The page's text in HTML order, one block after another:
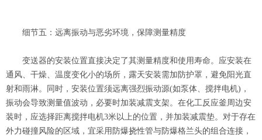
细节五：远离振动与恶劣环境，保障测量精度
变送器的安装位置直接决定了其测量精度和使用寿命。应安装在
通风、干燥、温度变化小的场所，露天安装需加防护罩，避免阳光直
射和雨淋。同时，安装位置须远离强烈振动源(如泵体、搅拌电机)，
振动会导致测量值波动，必要时加装减震支架。在化工反应釜周边安
装时，应选择距离搅拌电机3米以上的位置，并加装减震垫。对于存在
外力碰撞风险的区域，宜采用防爆挠性管与防爆格兰头的组合连接，